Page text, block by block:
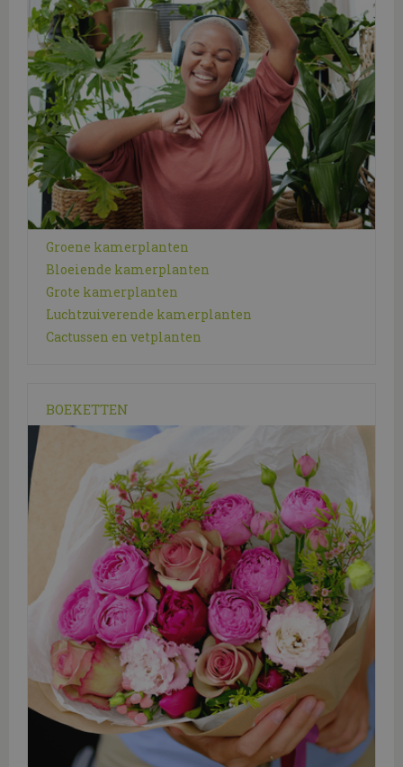
Groene kamerplanten
Bloeiende kamerplanten
Grote kamerplanten
Luchtzuiverende kamerplanten
Cactussen en vetplanten
BOEKETTEN